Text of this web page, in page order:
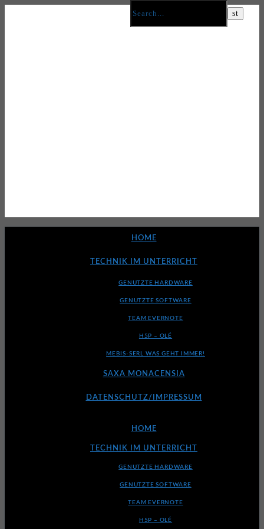
HOME
TECHNIK IM UNTERRICHT
GENUTZTE HARDWARE
GENUTZTE SOFTWARE
TEAM EVERNOTE
H5P – OLÉ
MEBIS-SERL WAS GEHT IMMER!
SAXA MONACENSIA
DATENSCHUTZ/IMPRESSUM
HOME
TECHNIK IM UNTERRICHT
GENUTZTE HARDWARE
GENUTZTE SOFTWARE
TEAM EVERNOTE
H5P – OLÉ